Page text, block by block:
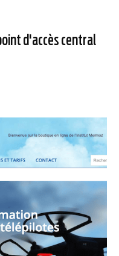
d'accès central